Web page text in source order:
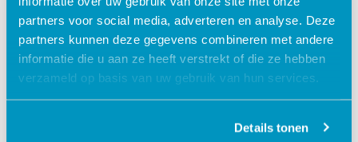
partners voor social media, adverteren en analyse. Deze
partners kunnen deze gegevens combineren met andere
informatie die u aan ze heeft verstrekt of die ze hebben
verzameld op basis van uw gebruik van hun services.
Details tonen